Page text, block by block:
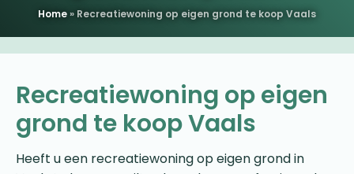
Home» Recreatiewoning op eigen grond te koop Vaals
Recreatiewoning op eigen
grond te koop Vaals
Heeft u een recreatiewoning op eigen grond in